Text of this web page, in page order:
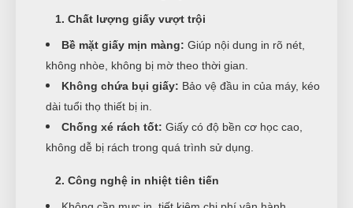
1. Chất lượng giấy vượt trội
Bề mặt giấy mịn màng: Giúp nội dung in rõ nét,
không nhòe, không bị mờ theo thời gian.
Không chứa bụi giấy: Bảo vệ đầu in của máy, kéo
dài tuổi thọ thiết bị in.
Chống xé rách tốt: Giấy có độ bền cơ học cao,
không dễ bị rách trong quá trình sử dụng.
2. Công nghệ in nhiệt tiên tiến